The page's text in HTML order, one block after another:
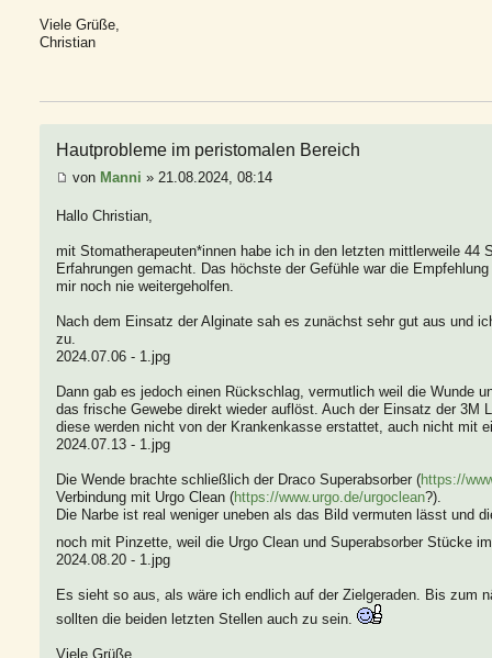
Viele Grüße,
Christian
Hautprobleme im peristomalen Bereich
von Manni » 21.08.2024, 08:14
Hallo Christian,
mit Stomatherapeuten*innen habe ich in den letzten mittlerweile 44
Erfahrungen gemacht. Das höchste der Gefühle war die
mir noch nie weitergeholfen.
Nach dem Einsatz der Alginate sah es zunächst sehr gut aus und
zu.
2024.07.06 - 1.jpg
Dann gab es jedoch einen Rückschlag, vermutlich weil die Wunde
das frische Gewebe direkt wieder auflöst. Auch der Einsatz der 3M
diese werden nicht von der Krankenkasse erstattet, auch nicht mit
2024.07.13 - 1.jpg
Die Wende brachte schließlich der Draco Superabsorber (https://
Verbindung mit Urgo Clean (https://www.urgo.de/urgoclean?).
Die Narbe ist real weniger uneben als das Bild vermuten lässt und
noch mit Pinzette, weil die Urgo Clean und Superabsorber Stücke
2024.08.20 - 1.jpg
Es sieht so aus, als wäre ich endlich auf der Zielgeraden. Bis zum
sollten die beiden letzten Stellen auch zu sein.
Viele Grüße